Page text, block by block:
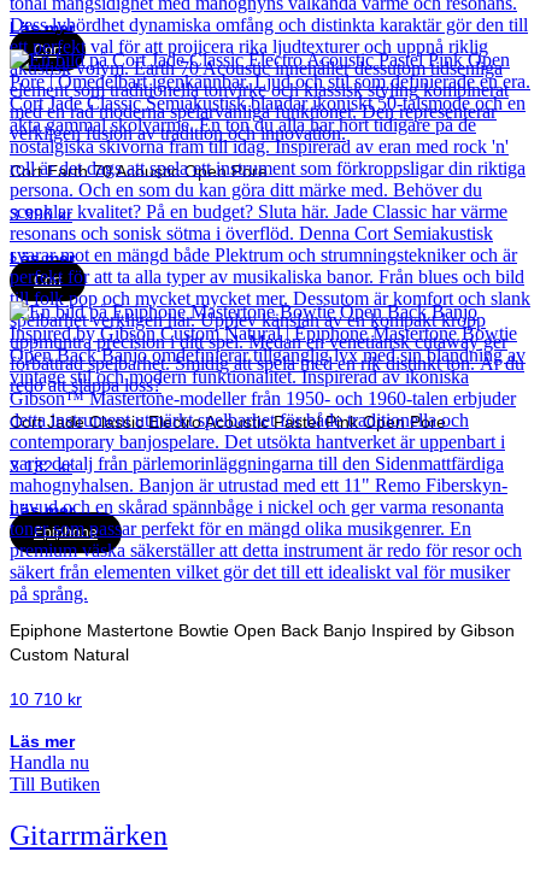
Läs mer
Cort
Cort Earth 70 Acoustic Open Pore
3 990kr
Läs mer
Cort
Cort Jade Classic Electro Acoustic Pastel Pink Open Pore
3 132kr
Läs mer
Epiphone
Epiphone Mastertone Bowtie Open Back Banjo Inspired by Gibson
Custom Natural
10 710 kr
Läs mer
Handla nu
Till Butiken
Gitarrmärken